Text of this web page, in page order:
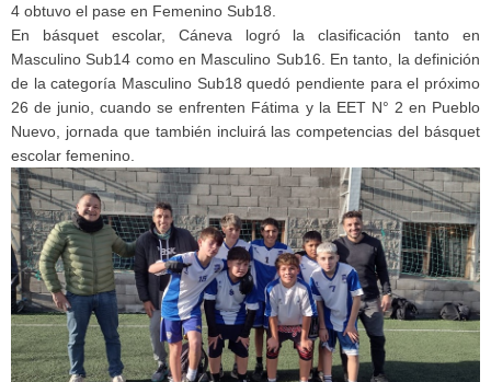
4 obtuvo el pase en Femenino Sub18.
En básquet escolar, Cáneva logró la clasificación tanto en
Masculino Sub14 como en Masculino Sub16. En tanto, la definición
de la categoría Masculino Sub18 quedó pendiente para el próximo
26 de junio, cuando se enfrenten Fátima y la EET N° 2 en Pueblo
Nuevo, jornada que también incluirá las competencias del básquet
escolar femenino.